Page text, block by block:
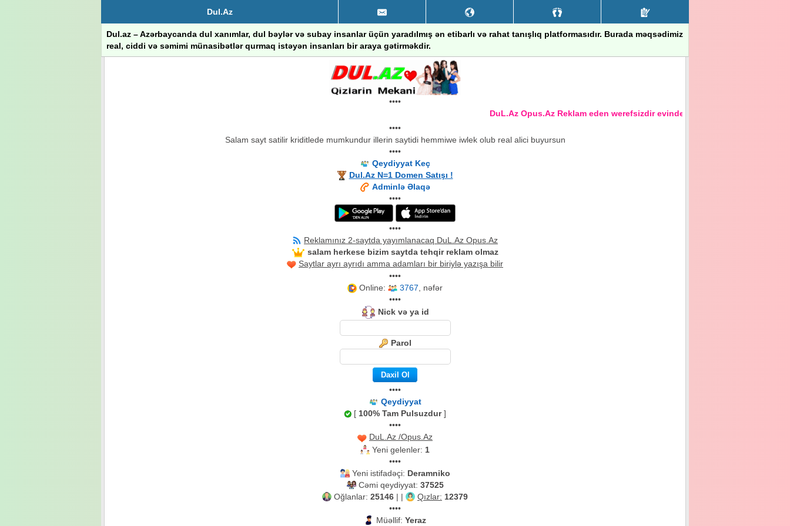
Dul.Az
Dul.az – Azərbaycanda dul xanımlar, dul bəylər və subay insanlar üçün yaradılmış ən etibarlı və rahat tanışlıq platformasıdır. Burada məqsədimiz
real, ciddi və səmimi münasibətlər qurmaq istəyən insanları bir araya gətirməkdir.
••••
DuL.Az Opus.Az Reklam eden werefsizdir evinden xeberi olmayandir
••••
Salam sayt satilir kriditlede mumkundur illerin saytidi hemmiwe iwlek olub real alici buyursun
••••
Qeydiyyat Keç
Dul.Az N=1 Domen Satışı !
Adminlə Əlaqə
••••
••••
Reklamınız 2-saytda yayımlanacaq DuL.Az Opus.Az
salam herkese bizim saytda tehqir reklam olmaz
Saytlar ayrı ayrıdı amma adamları bir biriylə yazışa bilir
••••
Online:
3767, nəfər
••••
Nick və ya id
Parol
••••
Qeydiyyat
[ 100% Tam Pulsuzdur]
••••
DuL.Az /Opus.Az
Yeni gelenler: 1
••••
Yeni istifadəçi: Deramniko
Cəmi qeydiyyat: 37525
Oğlanlar: 25146 | | Qızlar: 12379
••••
Müəllif: Yeraz